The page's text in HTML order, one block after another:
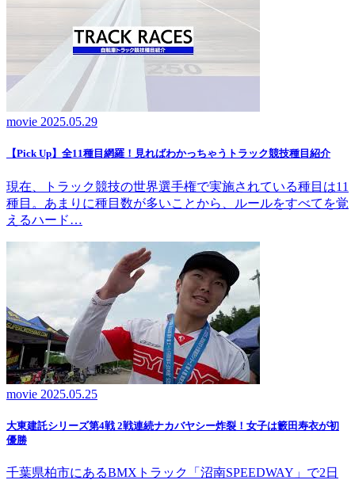
movie 2025.05.29
【Pick Up】全11種目網羅！見ればわかっちゃうトラック競技種目紹介
現在、トラック競技の世界選手権で実施されている種目は11
種目。あまりに種目数が多いことから、ルールをすべてを覚
えるハード…
movie 2025.05.25
大東建託シリーズ第4戦 2戦連続ナカバヤシー炸裂！女子は籔田寿衣が初
優勝
千葉県柏市にあるBMXトラック「沼南SPEEDWAY」で2日